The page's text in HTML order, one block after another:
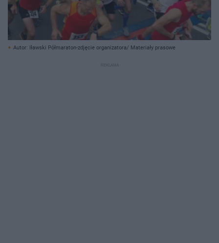
Autor: Iławski Półmaraton-zdjęcie organizatora/ Materiały prasowe